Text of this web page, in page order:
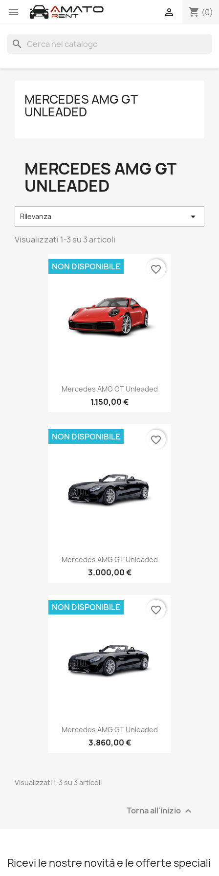
 shopping_cart (0)

search
MERCEDES AMG GT
UNLEADED
MERCEDES AMG GT
UNLEADED
Rilevanza 
Visualizzati 1-3 su 3 articoli
Mercedes AMG GT Unleaded
1.150,00 €
NON DISPONIBILE favorite_border
Mercedes AMG GT Unleaded
3.000,00 €
NON DISPONIBILE favorite_border
Mercedes AMG GT Unleaded
3.860,00 €
NON DISPONIBILE favorite_border
Visualizzati 1-3 su 3 articoli
Torna all'inizio 
Ricevi le nostre novità e le offerte speciali